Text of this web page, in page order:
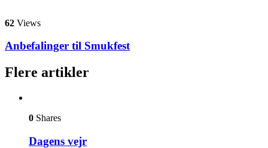
62 Views
Anbefalinger til Smukfest
Flere artikler
0 Shares
Dagens vejr